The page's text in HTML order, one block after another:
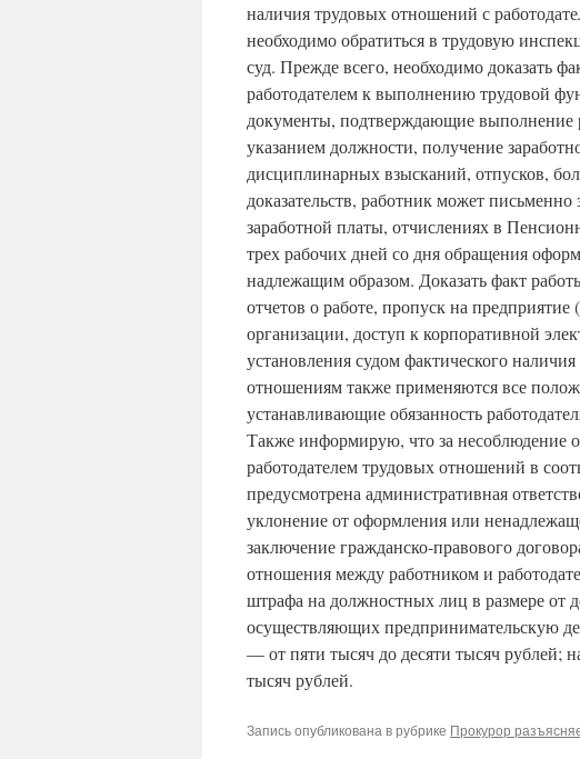
наличия трудовых отношений с
необходимо обратиться в трудовую
суд. Прежде всего, необходимо доказать
работодателем к выполнению трудовой
документы, подтверждающие выполнение
указанием должности, получение
дисциплинарных взысканий, отпусков,
доказательств, работник может письменно
заработной платы, отчислениях в
трех рабочих дней со дня обращения
надлежащим образом. Доказать факт
отчетов о работе, пропуск на
организации, доступ к корпоративной
установления судом фактического
отношениям также применяются все
устанавливающие обязанность
Также информирую, что за несоблюдение
работодателем трудовых отношений в
предусмотрена административная
уклонение от оформления или
заключение гражданско-правового
отношения между работником и
штрафа на должностных лиц в размере от
осуществляющих предпринимательскую
— от пяти тысяч до десяти тысяч рублей;
тысяч рублей.
Запись опубликована в рубрике Прокурор